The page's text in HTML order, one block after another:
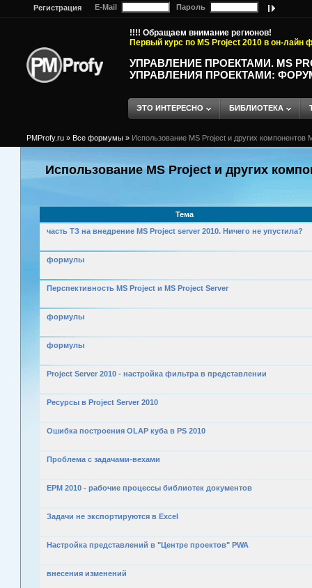
Регистрация E-Mail Пароль
!!!! Обращаем внимание регионов!
Первый курс по MS Project 2010 в он-лайн
УПРАВЛЕНИЕ ПРОЕКТАМИ. MS
УПРАВЛЕНИЯ ПРОЕКТАМИ:
ЭТО ИНТЕРЕСНО БИБЛИОТЕКА
PMProfy.ru » Все формумы » Использование MS Project и других компонентов
Использование MS Project и других
Тема
часть ТЗ на внедрение MS Project server 2010. Ничего не упустила?
формулы
Перспективность MS Project и MS Project Server
формулы
формулы
Project Server 2010 - настройка фильтра в представлении
Ресурсы в Project Server 2010
Ошибка построения OLAP куба в PS 2010
Проблема с задачами-вехами
EPM 2010 - рабочие процессы библиотек документов
Задачи не экспортируются в Excel
Настройка представлений в "Центре проектов" PWA
внесения изменений